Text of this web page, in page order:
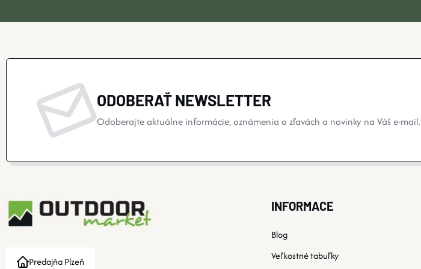
ODOBERAŤ NEWSLETTER
Odoberajte aktuálne informácie, oznámenia o zľavách a novinky na Váš e-mail.
Predajňa Plzeň
INFORMACE
Blog
Veľkostné tabuľky